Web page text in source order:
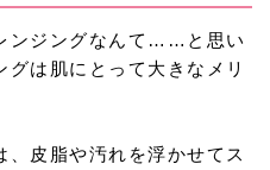
ンジングなんて……と思い
は肌にとって大きなメリ
皮脂や汚れを浮かせてス